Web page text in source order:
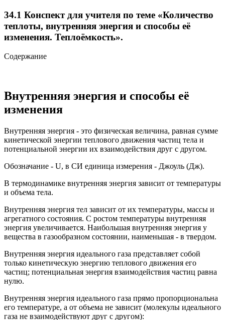
34.1 Конспект для учителя по теме «Количество
теплоты, внутренняя энергия и способы её
изменения. Теплоёмкость».
Содержание
Внутренняя энергия и способы её
изменения
Внутренняя энергия - это физическая величина, равная сумме
кинетической энергии теплового движения частиц тела и
потенциальной энергии их взаимодействия друг с другом.
Обозначание - U, в СИ единица измерения - Джоуль (Дж).
В термодинамике внутренняя энергия зависит от температуры
и объема тела.
Внутренняя энергия тел зависит от их температуры, массы и
агрегатного состояния. С ростом температуры внутренняя
энергия увеличивается. Наибольшая внутренняя энергия у
вещества в газообразном состоянии, наименьшая - в твердом.
Внутренняя энергия идеального газа представляет собой
только кинетическую энергию теплового движения его
частиц; потенциальная энергия взаимодействия частиц равна
нулю.
Внутренняя энергия идеального газа прямо пропорциональна
его температуре, а от объема не зависит (молекулы идеального
газа не взаимодействуют друг с другом):